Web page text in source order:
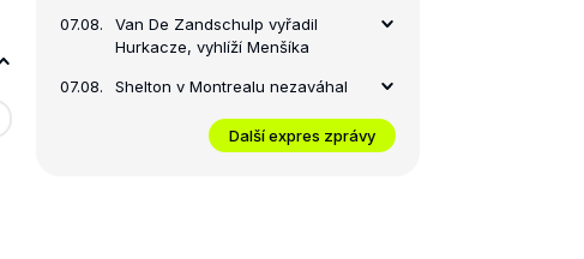
07.08.
Van De Zandschulp vyřadil
Hurkacze, vyhlíží Menšíka
07.08. Shelton v Montrealu nezaváhal
Další expres zprávy